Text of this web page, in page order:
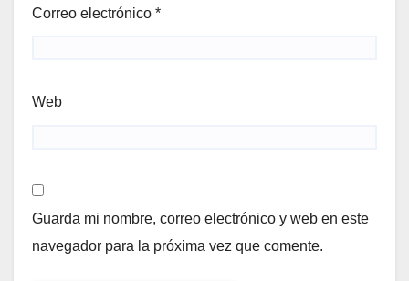
Correo electrónico *
Web
Guarda mi nombre, correo electrónico y web en este
navegador para la próxima vez que comente.